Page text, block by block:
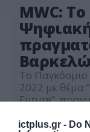
ictplus.gr - Do
MWC:
Το
2022 με θέμα
Future”,
οργανισμών